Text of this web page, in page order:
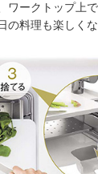
ワークトップ上
の料理も楽しく